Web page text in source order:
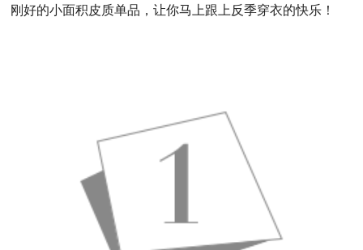
刚好的小面积皮质单品，让你马上跟上反季穿衣的快乐！